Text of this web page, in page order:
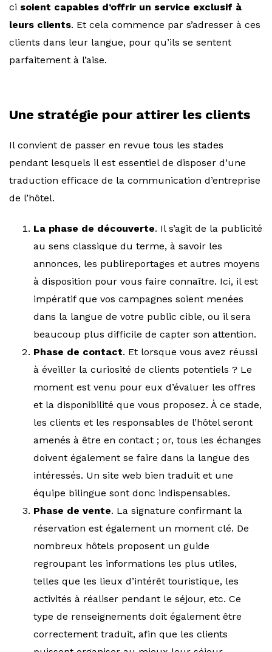
ci soient capables d’offrir un service exclusif à
leurs clients. Et cela commence par s’adresser à ces
clients dans leur langue, pour qu’ils se sentent
parfaitement à l’aise.
Une stratégie pour attirer les clients
Il convient de passer en revue tous les stades
pendant lesquels il est essentiel de disposer d’une
traduction efficace de la communication d’entreprise
de l’hôtel.
La phase de découverte. Il s’agit de la publicité
au sens classique du terme, à savoir les
annonces, les publireportages et autres moyens
à disposition pour vous faire connaître. Ici, il est
impératif que vos campagnes soient menées
dans la langue de votre public cible, ou il sera
beaucoup plus difficile de capter son attention.
Phase de contact. Et lorsque vous avez réussi
à éveiller la curiosité de clients potentiels ? Le
moment est venu pour eux d’évaluer les offres
et la disponibilité que vous proposez. À ce stade,
les clients et les responsables de l’hôtel seront
amenés à être en contact ; or, tous les échanges
doivent également se faire dans la langue des
intéressés. Un site web bien traduit et une
équipe bilingue sont donc indispensables.
Phase de vente. La signature confirmant la
réservation est également un moment clé. De
nombreux hôtels proposent un guide
regroupant les informations les plus utiles,
telles que les lieux d’intérêt touristique, les
activités à réaliser pendant le séjour, etc. Ce
type de renseignements doit également être
correctement traduit, afin que les clients